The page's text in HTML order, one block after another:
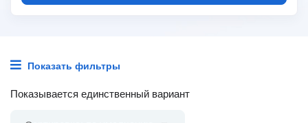
Показать фильтры
Показывается единственный вариант